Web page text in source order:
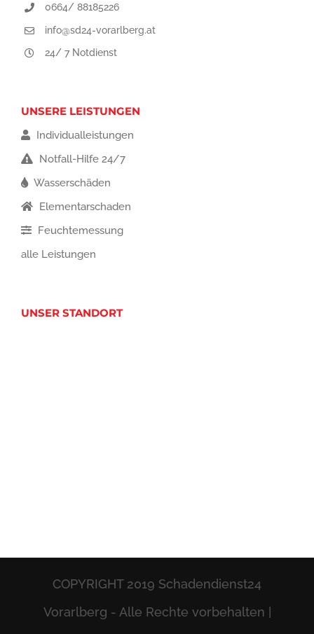
0664/ 88185226
info@sd24-vorarlberg.at
24/ 7 Notdienst
UNSERE LEISTUNGEN
Individualleistungen
Notfall-Hilfe 24/7
Wasserschäden
Elementarschaden
Feuchtemessung
alle Leistungen
UNSER STANDORT
COPYRIGHT 2019 Schadendienst24
Vorarlberg - Alle Rechte vorbehalten |